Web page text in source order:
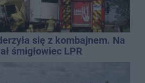
się z kombajnem. Na
śmigłowiec LPR